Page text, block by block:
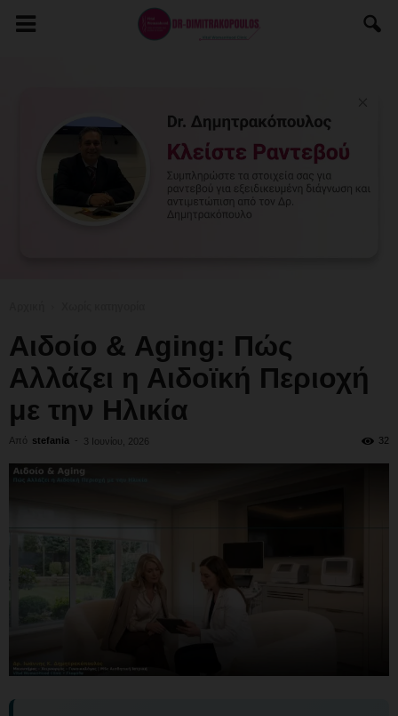
Αιδοίο & Aging: Πώς
Αλλάζει η Αιδοϊκή Περιοχή
με την Ηλικία
Από stefania - 3 Ιουνίου, 2026 32